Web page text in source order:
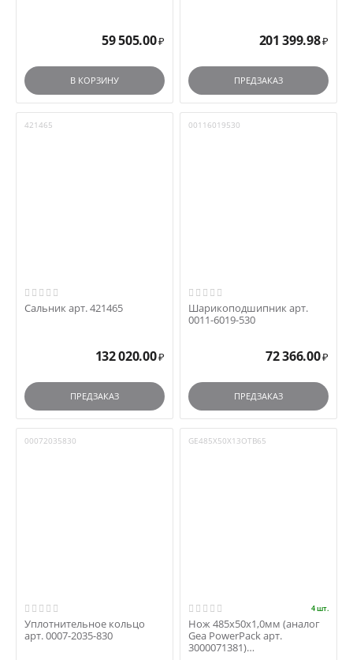
59 505.00 ₽
В КОРЗИНУ
201 399.98 ₽
ПРЕДЗАКАЗ
421465
Сальник арт. 421465
132 020.00 ₽
ПРЕДЗАКАЗ
00116019530
Шарикоподшипник арт.
0011-6019-530
72 366.00 ₽
ПРЕДЗАКАЗ
00072035830
Уплотнительное кольцо
арт. 0007-2035-830
GE485Х50Х13ОТВ65
4 шт.
Нож 485x50x1,0мм (аналог
Gea PowerPack арт.
3000071381)